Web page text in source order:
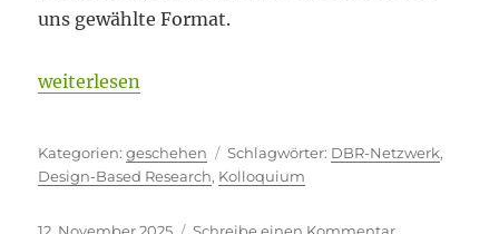
uns gewählte Format.
„Mit einfachen Mitteln“
weiterlesen
Kategorien
geschehen Schlagwörter
DBR-Netzwerk,
Design-Based Research, Kolloquium
Veröffentlicht
12. November 2025 Schreibe einen Kommentarzu